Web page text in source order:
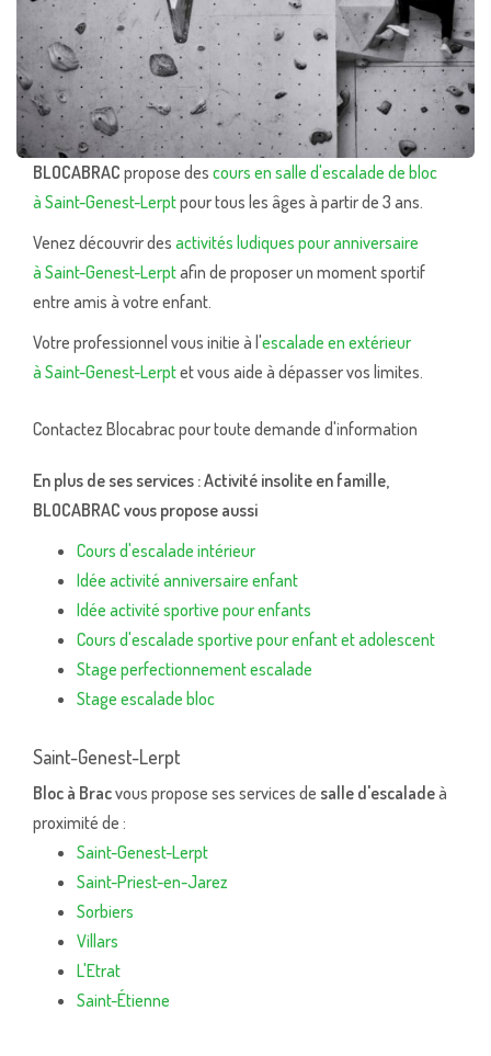
BLOCABRAC propose des cours en salle d'escalade de bloc
à Saint-Genest-Lerptpour tous les âges à partir de 3 ans.
Venez découvrir des activités ludiques pour anniversaire
à Saint-Genest-Lerptafin de proposer un moment sportif
entre amis à votre enfant.
Votre professionnel vous initie à l'escalade en extérieur
à Saint-Genest-Lerptet vous aide à dépasser vos limites.
Contactez Blocabrac pour toute demande d'information
En plus de ses services :Activité insolite en famille,
BLOCABRAC vous propose aussi
Cours d'escalade intérieur
Idée activité anniversaire enfant
Idée activité sportive pour enfants
Cours d'escalade sportive pour enfant et adolescent
Stage perfectionnement escalade
Stage escalade bloc
Saint-Genest-Lerpt
Bloc à Bracvous propose ses services de salle d'escaladeà
proximité de :
Saint-Genest-Lerpt
Saint-Priest-en-Jarez
Sorbiers
Villars
L'Etrat
Saint-Étienne